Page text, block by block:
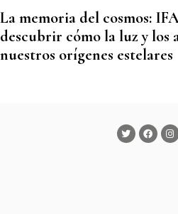
La memoria del cosmos:
descubrir cómo la luz y los
nuestros orígenes estelares